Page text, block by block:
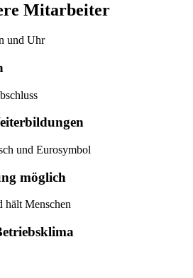
Mitarbeiter
möglich